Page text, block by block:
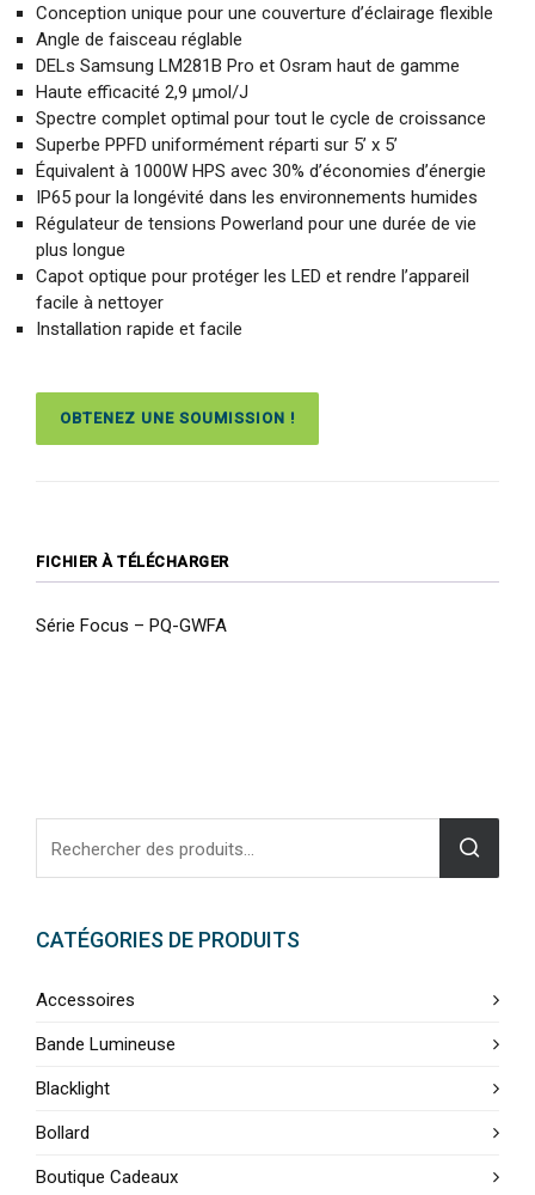
Conception unique pour une couverture d’éclairage flexible
Angle de faisceau réglable
DELs Samsung LM281B Pro et Osram haut de gamme
Haute efficacité 2,9 µmol/J
Spectre complet optimal pour tout le cycle de croissance
Superbe PPFD uniformément réparti sur 5’ x 5’
Équivalent à 1000W HPS avec 30% d’économies d’énergie
IP65 pour la longévité dans les environnements humides
Régulateur de tensions Powerland pour une durée de vie
plus longue
Capot optique pour protéger les LED et rendre l’appareil
facile à nettoyer
Installation rapide et facile
OBTENEZ UNE SOUMISSION !
FICHIER À TÉLÉCHARGER
Série Focus – PQ-GWFA
CATÉGORIES DE PRODUITS
Accessoires
Bande Lumineuse
Blacklight
Bollard
Boutique Cadeaux